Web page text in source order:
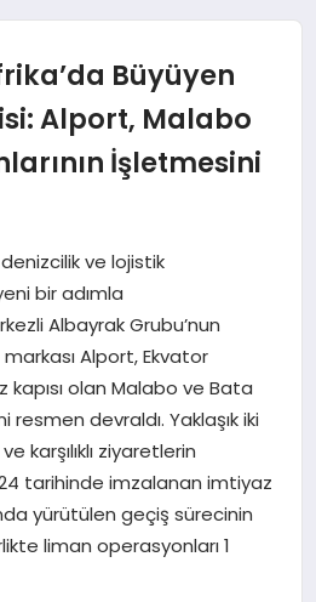
Büyüyen
Alport, Malabo
İşletmesini
denizcilik ve lojistik
bir adımla
Albayrak Grubu’nun
Alport, Ekvator
kapısı olan Malabo ve Bata
resmen devraldı. Yaklaşık iki
karşılıklı ziyaretlerin
tarihinde imzalanan imtiyaz
yürütülen geçiş sürecinin
liman operasyonları 1